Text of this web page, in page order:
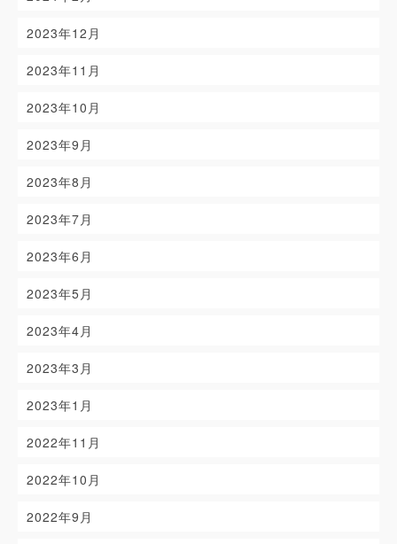
2023年12月
2023年11月
2023年10月
2023年9月
2023年8月
2023年7月
2023年6月
2023年5月
2023年4月
2023年3月
2023年1月
2022年11月
2022年10月
2022年9月